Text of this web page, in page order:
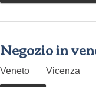
Negozio in
Veneto Vicenza